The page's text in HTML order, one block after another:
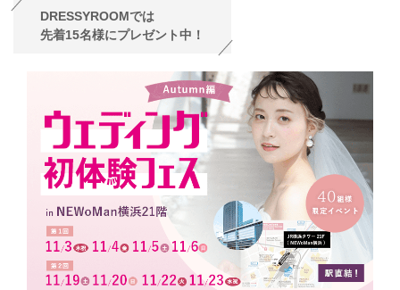
DRESSYROOMでは
先着15名様にプレゼント中！